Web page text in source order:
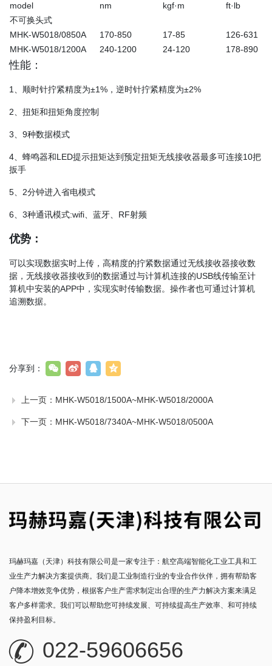
model nm kgf·m
ft·lb
不可换头式
MHK-W5018/0850A
170-850 17-85
126-631
MHK-W5018/1200A
240-1200 24-120 178-890
性能：
1、顺时针拧紧精度为±1%，逆时针拧紧精度为±2%
2、扭矩和扭矩角度控制
3、9种数据模式
4、蜂鸣器和LED提示扭矩达到预定扭矩无线接收器最多可连接10把
扳手
5、2分钟进入省电模式
6、3种通讯模式:wifi、蓝牙、RF射频
优势：
可以实现数据实时上传，高精度的拧紧数据通过无线接收器接收数
据，无线接收器接收到的数据通过与计算机连接的USB线传输至计
算机中安装的APP中，实现实时传输数据。操作者也可通过计算机
追溯数据。
上一页： MHK-W5018/1500A~MHK-W5018/2000A
下一页： MHK-W5018/7340A~MHK-W5018/0500A
分享到：
玛赫玛嘉（天津）科技有限公司是一家专注于：航空高端智能化工业工具和工
业生产力解决方案提供商。我们是工业制造行业的专业合作伙伴，拥有帮助客
户降本增效竞争优势，根据客户生产需求制定出合理的生产力解决方案来满足
客户多样需求。我们可以帮助您可持续发展、可持续提高生产效率、和可持续
保持盈利目标。
022-59606656